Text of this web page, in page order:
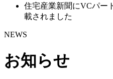
住宅産業新聞にVCパー
載されました
NEWS
お知らせ